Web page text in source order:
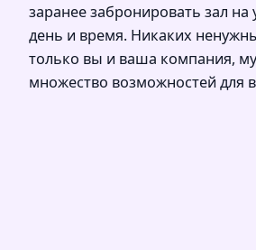
заранее забронировать зал на
день и время. Никаких
только вы и ваша компания,
множество возможностей для